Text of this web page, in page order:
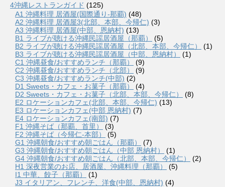
4沖縄レストランガイド (125)
A1 沖縄料理 居酒屋(国際通り-那覇) (48)
A2 沖縄料理 居酒屋3(北部、本部、今帰仁) (3)
A3 沖縄料理 居酒屋(中部、恩納村) (13)
B1 ライブが聴ける沖縄民謡居酒屋（那覇）
(5)
B2 ライブが聴ける沖縄民謡居酒屋（北部、本部、今帰仁）
(1)
B3 ライブが聴ける沖縄民謡居酒屋（中部、恩納村）
(1)
C1 沖縄昼食/おすすめランチ（那覇）
(9)
C2 沖縄昼食/おすすめランチ（北部）
(9)
C3 沖縄昼食/おすすめランチ(中部) (2)
D1 Sweets・カフェ・お菓子（那覇）
(4)
D2 Sweets・カフェ・お菓子（北部、本部、今帰仁）
(8)
E2 ロケーションカフェ(北部、本部、今帰仁) (13)
E3 ロケーションカフェ(中部 恩納村) (7)
E4 ロケーションカフェ(南部) (7)
F1 沖縄そば（那覇、首里）
(3)
F2 沖縄そば（今帰仁-本部）
(5)
G1 沖縄朝食/おすすめ朝ごはん（那覇）
(7)
G3 沖縄朝食/おすすめ朝ごはん（中部 恩納村）
(1)
G4 沖縄朝食/おすすめ朝ごはん（北部、本部、今帰仁）
(2)
H1 深夜営業のお店、居酒屋、沖縄料理（那覇）
(5)
I1 中華、餃子（那覇）
(1)
J3 イタリアン、フレンチ、洋食(中部、恩納村) (4)